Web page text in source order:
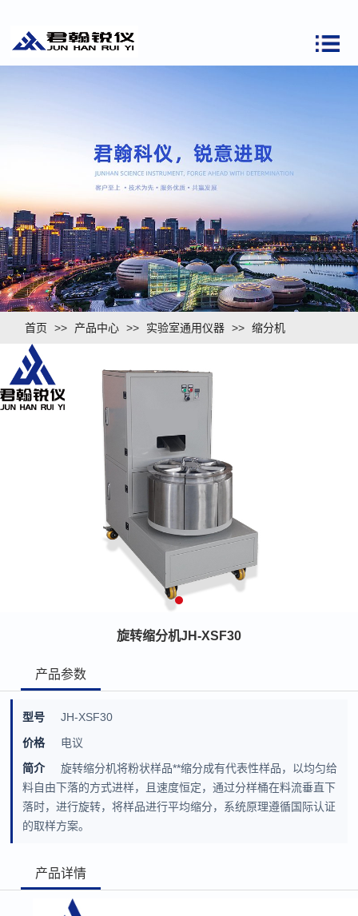
首页 >> 产品中心 >> 实验室通用仪器 >> 缩分机
旋转缩分机JH-XSF30
产品参数
型号
JH-XSF30
价格
电议
简介
旋转缩分机将粉状样品**缩分成有代表性样品，以均匀给
料自由下落的方式进样，且速度恒定，通过分样桶在料流垂直下
落时，进行旋转，将样品进行平均缩分，系统原理遵循国际认证
的取样方案。
产品详情